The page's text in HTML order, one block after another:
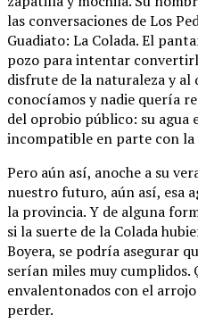
las conversaciones de Los
Guadiato: La Colada. El
pozo para intentar
disfrute de la naturaleza y al
conocíamos y nadie quería
del oprobio público: su agua
incompatible en parte con la
Pero aún así, anoche a su
nuestro futuro, aún así, esa
la provincia. Y de alguna
si la suerte de la Colada
Boyera, se podría asegurar
serían miles muy cumplidos.
envalentonados con el
perder.